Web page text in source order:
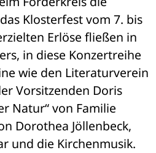
Klosterfest vom 7. bis
Erlöse fließen in
in diese Konzertreihe
wie den Literaturverein
Vorsitzenden Doris
Natur“ von Familie
Dorothea Jöllenbeck,
und die Kirchenmusik.